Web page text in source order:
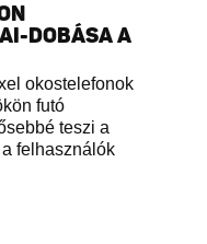
DOBÁSA A
okostelefonok
futó
teszi a
felhasználók